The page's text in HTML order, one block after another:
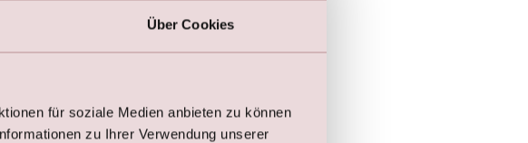
Über Cookies
für soziale Medien anbieten zu können
zu Ihrer Verwendung unserer
dennoch ist das Konzept
auch bedeuten,
soll, weil die klassische
Musik usw. zulässt.